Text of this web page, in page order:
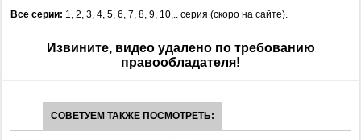
Все серии: 1, 2, 3, 4, 5, 6, 7, 8, 9, 10,.. серия (скоро на сайте).
Извините, видео удалено по требованию
правообладателя!
СОВЕТУЕМ ТАКЖЕ ПОСМОТРЕТЬ: